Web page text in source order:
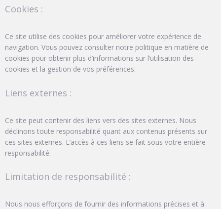
Cookies :
Ce site utilise des cookies pour améliorer votre expérience de
navigation. Vous pouvez consulter notre politique en matière de
cookies pour obtenir plus d’informations sur l’utilisation des
cookies et la gestion de vos préférences.
Liens externes :
Ce site peut contenir des liens vers des sites externes. Nous
déclinons toute responsabilité quant aux contenus présents sur
ces sites externes. L’accès à ces liens se fait sous votre entière
responsabilité.
Limitation de responsabilité :
Nous nous efforçons de fournir des informations précises et à